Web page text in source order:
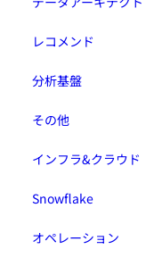
レコメンド
分析基盤
その他
インフラ&クラウド
Snowflake
オペレーション